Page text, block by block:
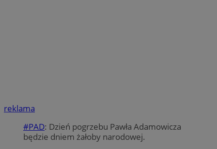
reklama
#PAD: Dzień pogrzebu Pawła Adamowicza
będzie dniem żałoby narodowej.